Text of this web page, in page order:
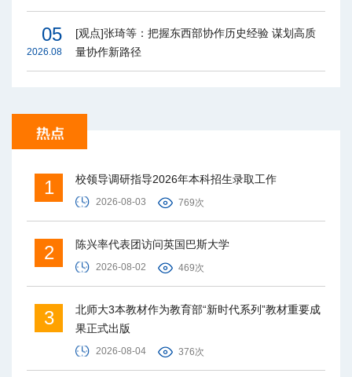
05
2026.08
[观点]张琦等：把握东西部协作历史经验 谋划高质
量协作新路径
1 校领导调研指导2026年本科招生录取工作
2026-08-03 769次
2 陈兴率代表团访问英国巴斯大学
2026-08-02 469次
3
北师大3本教材作为教育部“新时代系列”教材重要成
果正式出版
2026-08-04 376次